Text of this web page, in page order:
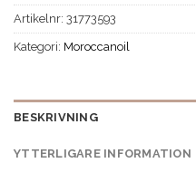
Artikelnr: 31773593
Kategori: Moroccanoil
BESKRIVNING
YTTERLIGARE INFORMATION